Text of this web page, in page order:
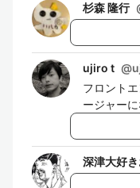
杉森 隆行
ujiro t @
フロント
ージャーに
深津大好